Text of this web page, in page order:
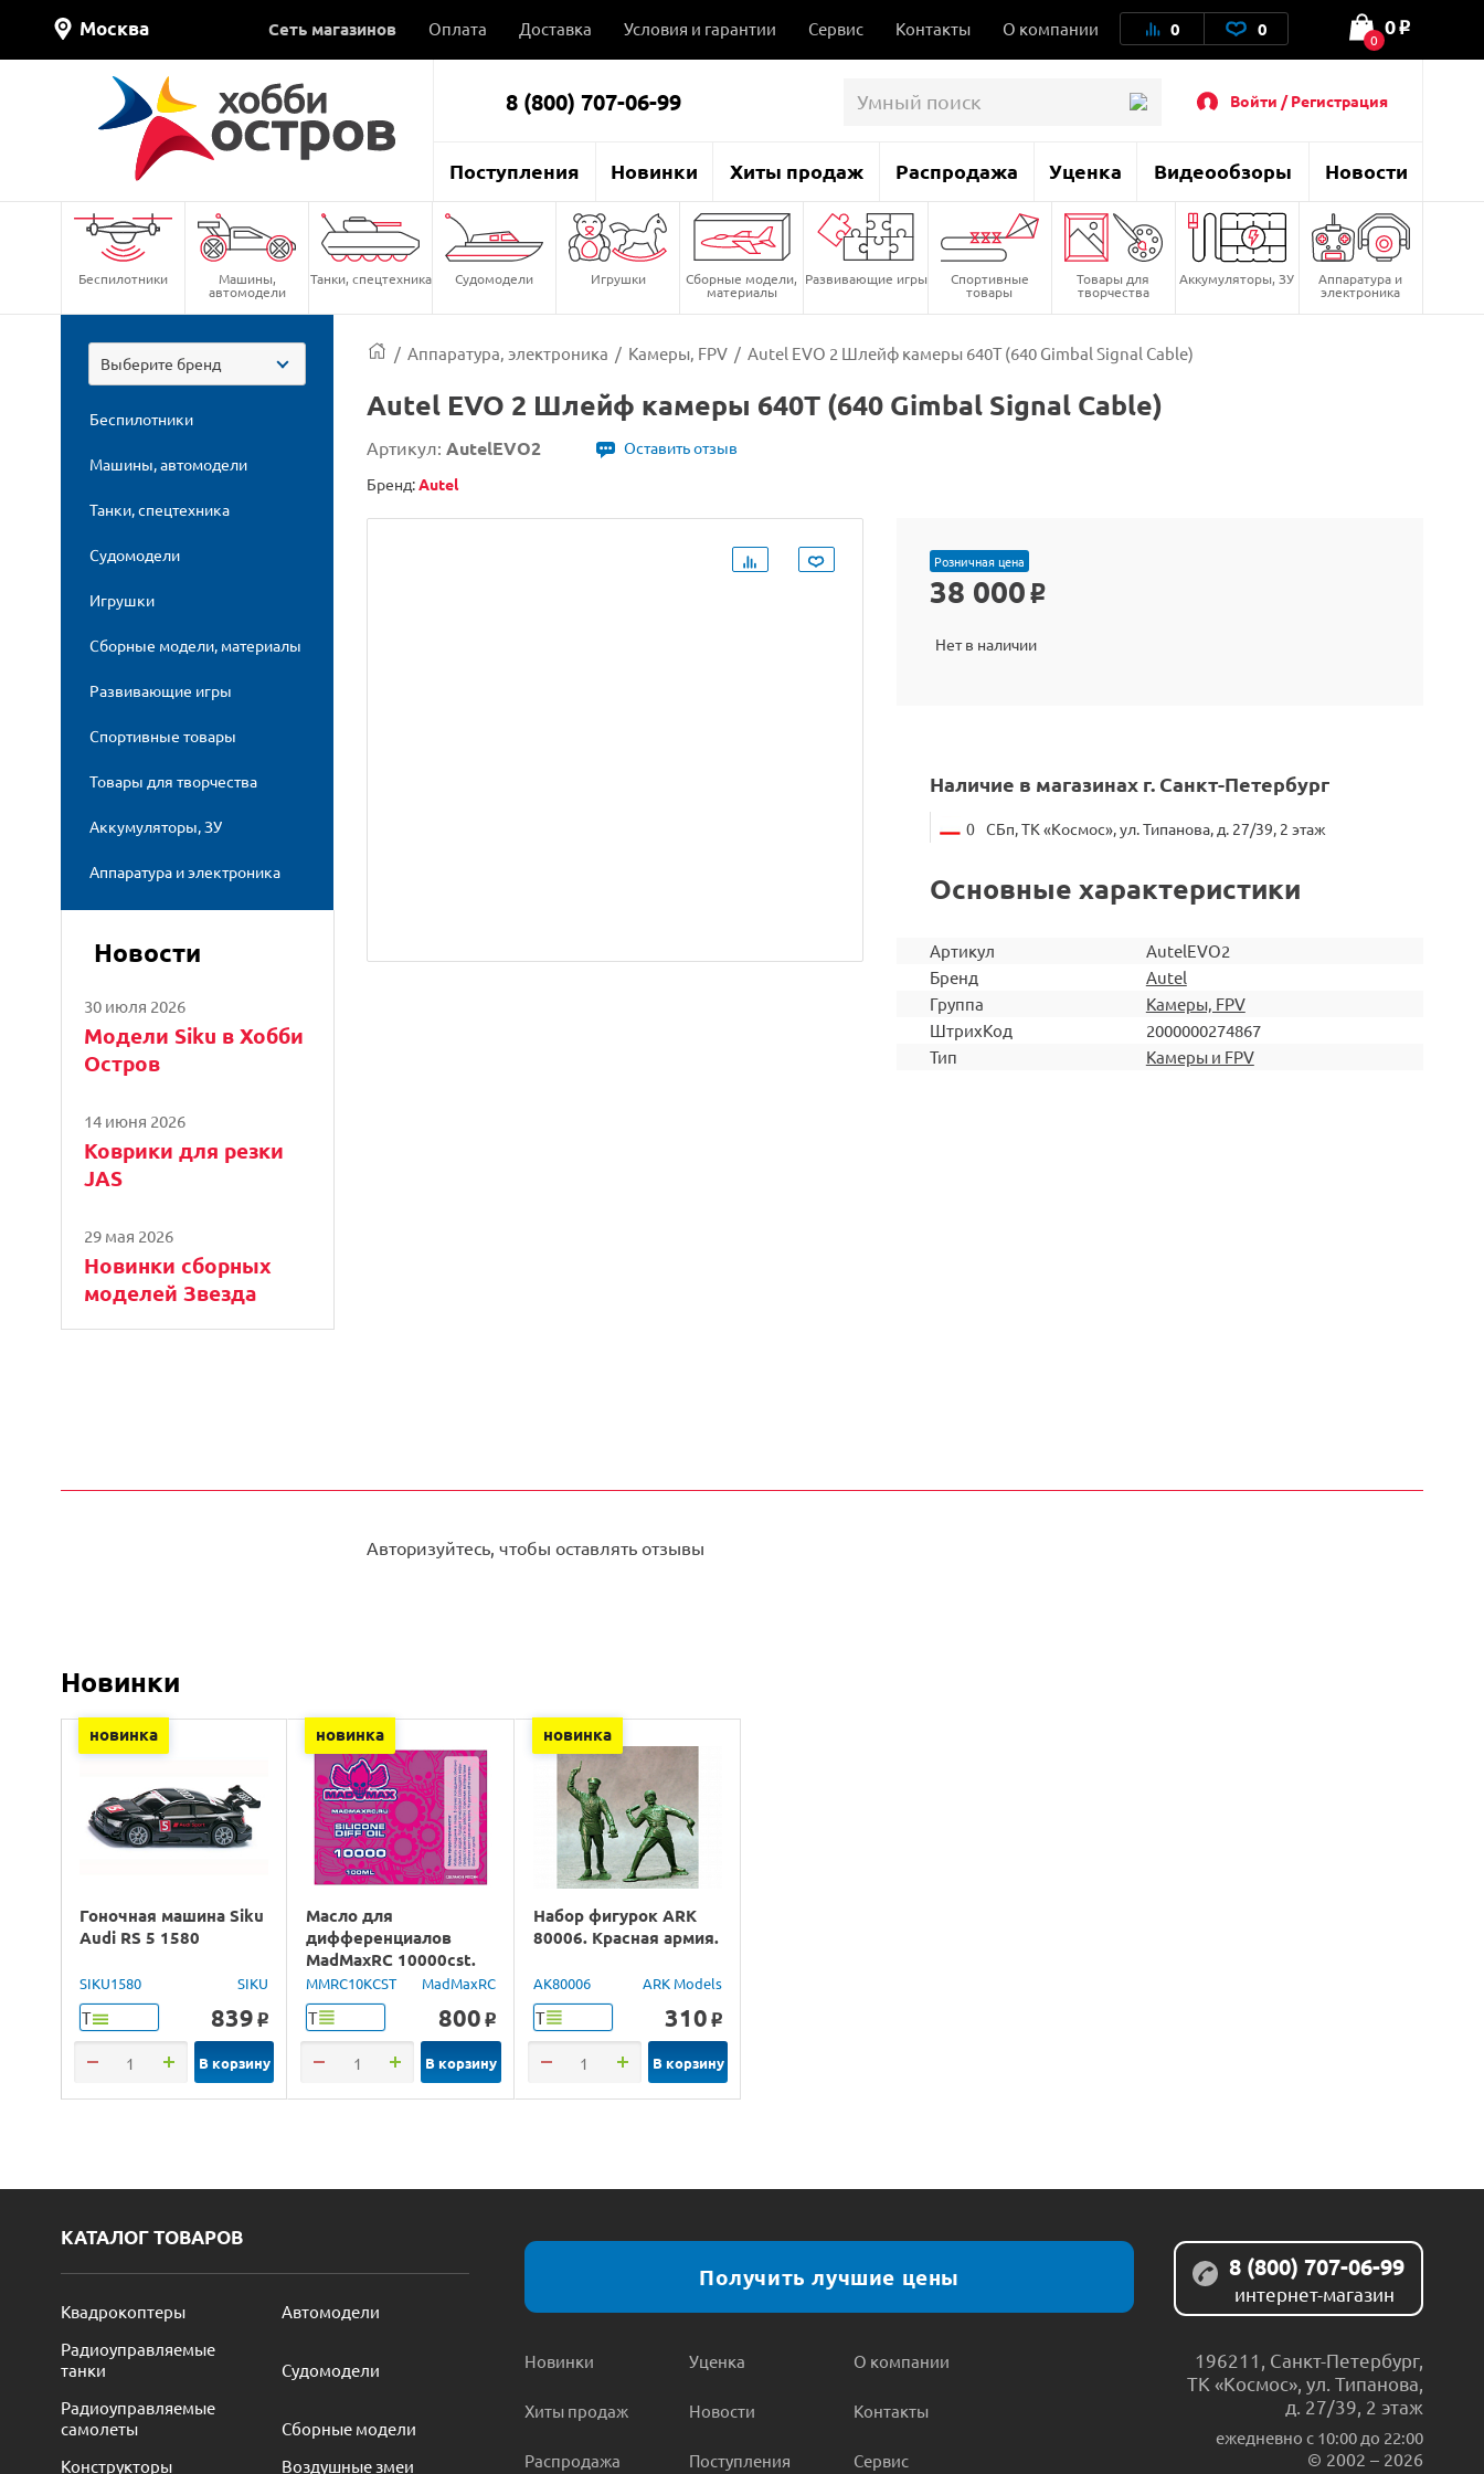
Москва Сеть магазинов Оплата Доставка Условия и гарантии Сервис Контакты О компании 0 0 0
0 o
8 (800) 707-06-99 Войти / Регистрация
Поступления Новинки Хиты продаж Распродажа Уценка Видеообзоры Новости
Беспилотники Машины,
автомодели
Танки, спецтехника Судомодели Игрушки Сборные модели,
материалы
Развивающие игры Спортивные
товары
Товары для
творчества
Аккумуляторы, ЗУ Аппаратура и
электроника
Выберите бренд
Беспилотники
Машины, автомодели
Танки, спецтехника
Судомодели
Игрушки
Сборные модели, материалы
Развивающие игры
Спортивные товары
Товары для творчества
Аккумуляторы, ЗУ
Аппаратура и электроника
Новости
30 июля 2026
Модели Siku в Хобби
Остров
14 июня 2026
Коврики для резки
JAS
29 мая 2026
Новинки сборных
моделей Звезда
/ Аппаратура, электроника / Камеры, FPV / Autel EVO 2 Шлейф камеры 640T (640 Gimbal Signal Cable)
Autel EVO 2 Шлейф камеры 640T (640 Gimbal Signal Cable)
Артикул: AutelEVO2
Оставить отзыв
Бренд:Autel
Розничная цена
38 000 o
Нет в наличии
Наличие в магазинах г. Санкт-Петербург
0 СБп, ТК «Космос», ул. Типанова, д. 27/39, 2 этаж
Основные характеристики
Артикул
AutelEVO2
Бренд
Autel
Группа
Камеры, FPV
ШтрихКод
2000000274867
Тип
Камеры и FPV
Авторизуйтесь, чтобы оставлять отзывы
Новинки
новинка
Гоночная машина Siku
Audi RS 5 1580
SIKU1580 SIKU
Т 839 o
В корзину
новинка
Масло для
дифференциалов
MadMaxRC 10000cst.
100ml.
MMRC10KCST MadMaxRC
Т 800 o
В корзину
новинка
Набор фигурок ARK
80006. Красная армия.
AK80006 ARK Models
Т 310 o
В корзину
КАТАЛОГ ТОВАРОВ
Квадрокоптеры
Автомодели
Радиоуправляемые
танки
Судомодели
Радиоуправляемые
самолеты
Сборные модели
Конструкторы
Воздушные змеи
Получить лучшие цены
Новинки
Хиты продаж
Распродажа
Уценка
Новости
Поступления
О компании
Контакты
Сервис
8 (800) 707-06-99
интернет-магазин
196211 Санкт-Петербург,
ТК «Космос», ул. Типанова,
д. 27/39, 2 этаж
ежедневно c 10:00 до 22:00
© 2002 – 2026